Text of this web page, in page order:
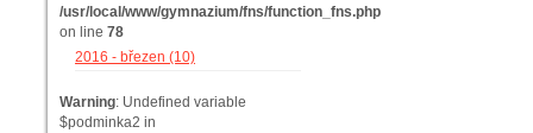
/usr/local/www/gymnazium/fns/function_fns.php
on line 78
2016 - březen (10)
Warning: Undefined variable
$podminka2 in